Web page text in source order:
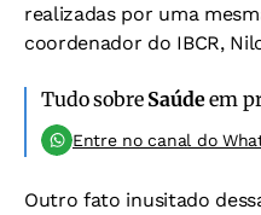
realizadas por uma
coordenador do IBCR,
Tudo sobre Saúdeem
Entre no canal do
Outro fato inusitado